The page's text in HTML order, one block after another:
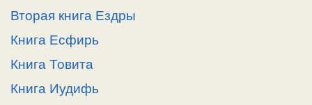
Вторая книга Ездры
Книга Есфирь
Книга Товита
Книга Иудифь